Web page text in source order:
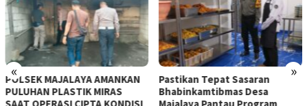
« »
POLSEK MAJALAYA AMANKAN
PULUHAN PLASTIK MIRAS
Pastikan Tepat Sasaran
Bhabinkamtibmas Desa